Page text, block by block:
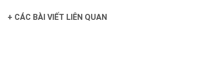
+ CÁC BÀI VIẾT LIÊN QUAN